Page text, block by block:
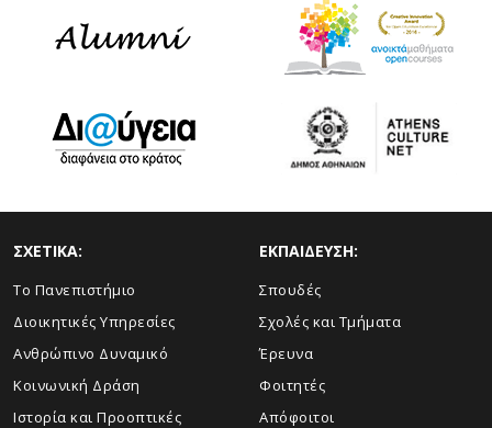
ΣΧΕΤΙΚΑ:
Το Πανεπιστήμιο
Διοικητικές Υπηρεσίες
Ανθρώπινο Δυναμικό
Κοινωνική Δράση
Ιστορία και Προοπτικές
ΕΚΠΑΙΔΕΥΣΗ:
Σπουδές
Σχολές και Τμήματα
Έρευνα
Φοιτητές
Απόφοιτοι